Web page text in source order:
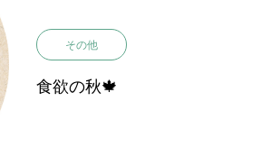
その他
食欲の秋🍁